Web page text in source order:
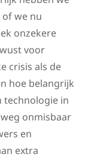
we nu
onzekere
voor
crisis als de
hoe belangrijk
technologie in
onmisbaar
en
extra